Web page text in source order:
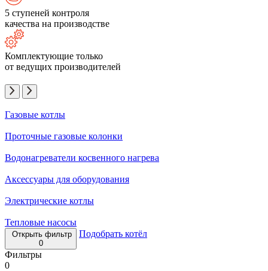
5 ступеней контроля
качества на производстве
Комплектующие только
от ведущих производителей
Газовые котлы
Проточные газовые колонки
Водонагреватели косвенного нагрева
Аксессуары для оборудования
Электрические котлы
Тепловые насосы
Открыть фильтр
0
Подобрать котёл
Фильтры
0